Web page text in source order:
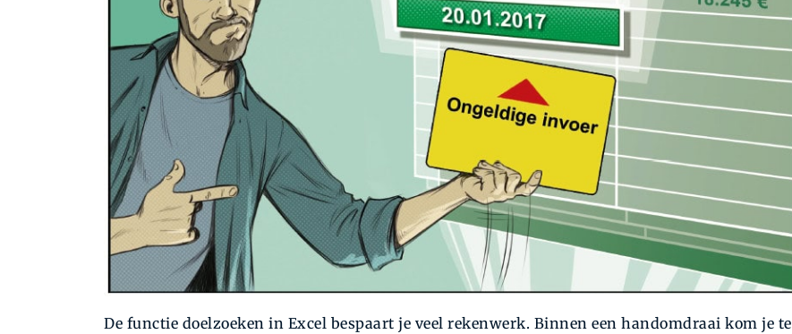
De functie doelzoeken in Excel bespaart je veel rekenwerk. Binnen een handomdraai kom je te